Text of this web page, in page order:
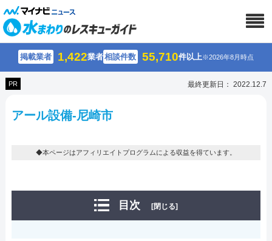
掲載業者 1,422業者相談件数 55,710件以上※2026年8月時点
PR 最終更新日： 2022.12.7
アール設備-尼崎市
◆本ページはアフィリエイトプログラムによる収益を得ています。
目次 [閉じる]